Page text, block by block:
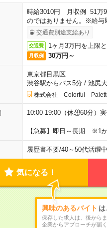
時給3010円 月収例 51万
のではありません。※給与
交通費別途支給あり
交通費 1ヶ月3万円を上限
月収例 30万円～
東京都目黒区
渋谷駅からバス5分/ 池尻
株式会社 Colorful
10:00-19:00（休憩60分）
【急募】即日～長期 ※1
履歴書不要/40～50代活躍中
気になる！
興味のあるバイト
保存した求人は、後から
企業からアプローチが届く